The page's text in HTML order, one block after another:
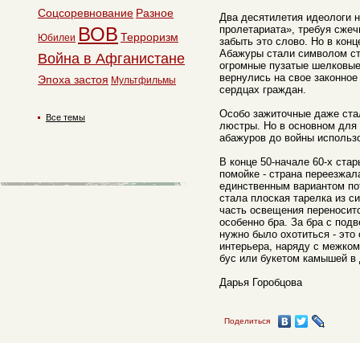
Два десятилетия идеологи
пролетариата», требуя
забыть это слово. Но в
Абажуры стали символом
огромные пузатые
вернулись на свое
сердцах граждан.
Особо зажиточные даже
люстры. Но в основном для
абажуров до войны
В конце 50-начале 60-х
помойке - страна
единственным вариантом
стала плоская тарелка из
часть освещения
особенно бра. За бра с
нужно было охотиться -
интерьера, наряду с
бус или букетом камышей в
Дарья Горобцова
Поделиться
Соцсоревнование Разное
Юбилеи ВОВ Терроризм
Война в Афганистане
Эпоха застоя Мультфильмы
Все темы